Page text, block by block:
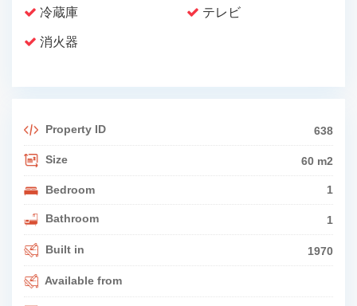
冷蔵庫 テレビ
消火器
Property ID 638
Size 60 m2
Bedroom 1
Bathroom 1
Built in 1970
Available from